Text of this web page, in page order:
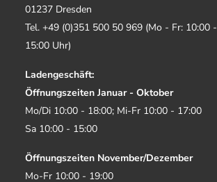
01237 Dresden
Tel. +49 (0)351 500 50 969 (Mo - Fr: 10:00 -
15:00 Uhr)
Ladengeschäft:
Öffnungszeiten Januar - Oktober
Mo/Di 10:00 - 18:00; Mi-Fr 10:00 - 17:00
Sa 10:00 - 15:00
Öffnungszeiten November/Dezember
Mo-Fr 10:00 - 19:00